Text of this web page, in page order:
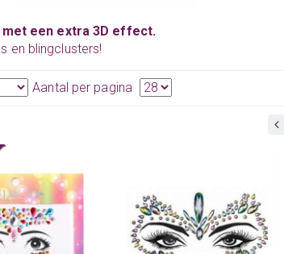
een extra 3D effect.
en blingclusters!
Aantal per pagina